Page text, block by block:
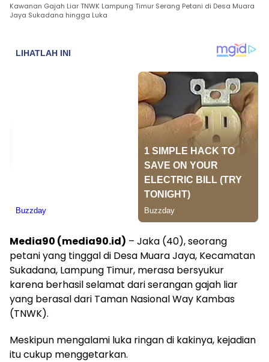
Kawanan Gajah Liar TNWK Lampung Timur Serang Petani di Desa Muara
Jaya Sukadana hingga Luka
Media90 (media90.id) – Jaka (40), seorang
petani yang tinggal di Desa Muara Jaya, Kecamatan
Sukadana, Lampung Timur, merasa bersyukur
karena berhasil selamat dari serangan gajah liar
yang berasal dari Taman Nasional Way Kambas
(TNWK).
Meskipun mengalami luka ringan di kakinya, kejadian
itu cukup menggetarkan.